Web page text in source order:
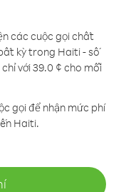
các cuộc gọi chất
kỳ trong Haiti - số
với 39.0 ¢ cho mỗi
gọi để nhận mức phí
Haiti.